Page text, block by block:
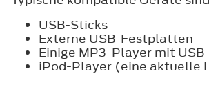
USB-Sticks
Externe USB-Festplatten
Einige MP3-Player mit
iPod-Player (eine aktuelle